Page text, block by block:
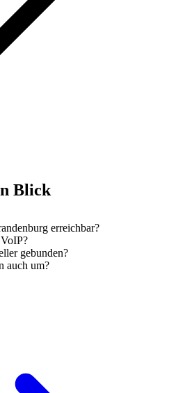
Blick
erreichbar?
gebunden?
auch um?